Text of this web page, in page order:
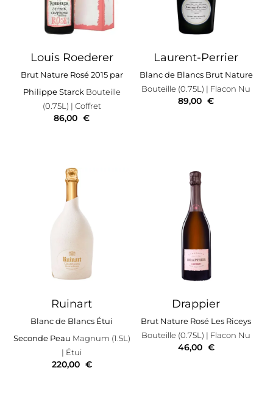
Louis Roederer
Brut Nature Rosé 2015 par
Philippe Starck Bouteille
(0.75L) | Coffret
86,00 €
Laurent-Perrier
Blanc de Blancs Brut Nature
Bouteille (0.75L) | Flacon Nu
89,00 €
Ruinart
Blanc de Blancs Étui
Seconde Peau Magnum (1.5L)
| Étui
220,00 €
Drappier
Brut Nature Rosé Les Riceys
Bouteille (0.75L) | Flacon Nu
46,00 €